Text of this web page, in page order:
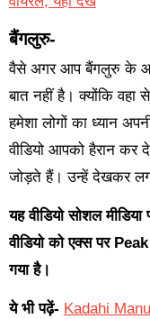
बैंगलुरु-
वैसे अगर आप बैंगलुरु के
बात नहीं है। क्योंकि वहा
हमेशा लोगों का ध्यान
वीडियो आपको हैरान
जोड़ते हैं। उन्हें देखकर
यह वीडियो सोशल
वीडियो को एक्स पर
गया है।
ये भी पढ़ें- Kadahi